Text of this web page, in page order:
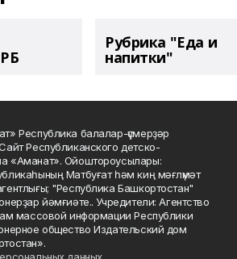
Рубрика "Еда и
напитки"
Республика балалар-үҫмерҙәр
Республиканского детско-
«Аманат». Ойоштороусылары:
Матбуғат һәм киң мәғлүмәт
"Республика Башкортостан"
йәмғиәте.. Учредители: Агентство
массовой информации Республики
общество Издательский дом